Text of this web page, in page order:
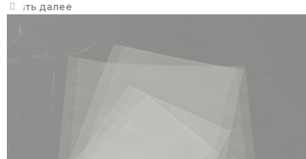
Читать далее